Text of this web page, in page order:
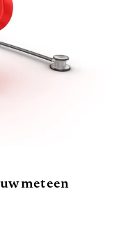
met een